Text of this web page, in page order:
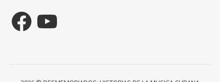
FacebookYouTube